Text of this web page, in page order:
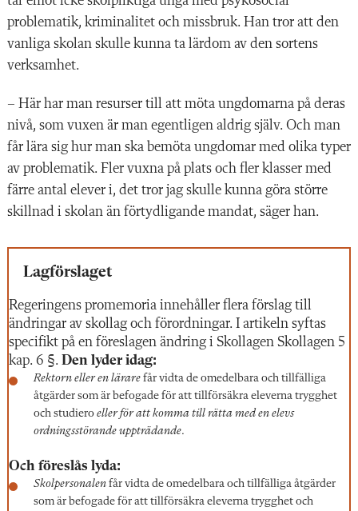
problematik, kriminalitet och missbruk. Han tror att den
vanliga skolan skulle kunna ta lärdom av den sortens
verksamhet.
– Här har man resurser till att möta ungdomarna på deras
nivå, som vuxen är man egentligen aldrig själv. Och man
får lära sig hur man ska bemöta ungdomar med olika typer
av problematik. Fler vuxna på plats och fler klasser med
färre antal elever i, det tror jag skulle kunna göra större
skillnad i skolan än förtydligande mandat, säger han.
Lagförslaget
Regeringens promemoria innehåller flera förslag till
ändringar av skollag och förordningar. I artikeln syftas
specifikt på en föreslagen ändring i Skollagen Skollagen 5
kap. 6 §. Den lyder idag:
Rektorn eller en lärare får vidta de omedelbara och tillfälliga
åtgärder som är befogade för att tillförsäkra eleverna trygghet
och studiero eller för att komma till rätta med en elevs
ordningsstörande uppträdande.
Och föreslås lyda:
Skolpersonalen får vidta de omedelbara och tillfälliga åtgärder
som är befogade för att tillförsäkra eleverna trygghet och